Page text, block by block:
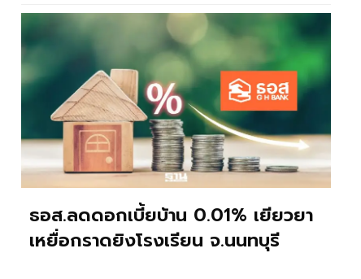
ธอส.ลดดอกเบี้ยบ้าน 0.01% เยียวยา
เหยื่อกราดยิงโรงเรียน จ.นนทบุรี